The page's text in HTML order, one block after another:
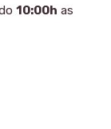
10:00h as